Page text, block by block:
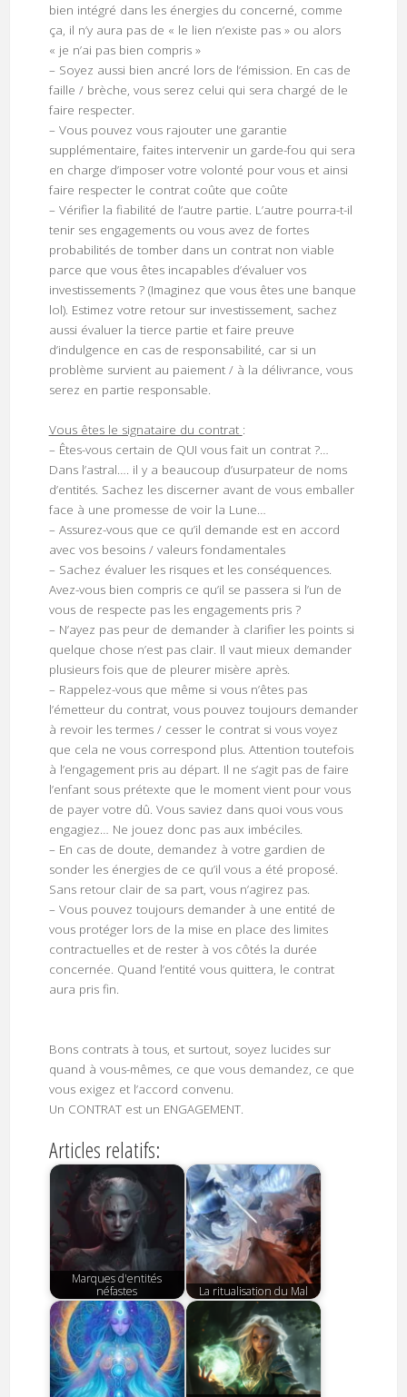
bien intégré dans les énergies du concerné, comme
ça, il n’y aura pas de « le lien n’existe pas » ou alors
« je n’ai pas bien compris »
– Soyez aussi bien ancré lors de l’émission. En cas de
faille / brèche, vous serez celui qui sera chargé de le
faire respecter.
– Vous pouvez vous rajouter une garantie
supplémentaire, faites intervenir un garde-fou qui sera
en charge d’imposer votre volonté pour vous et ainsi
faire respecter le contrat coûte que coûte
– Vérifier la fiabilité de l’autre partie. L’autre pourra-t-il
tenir ses engagements ou vous avez de fortes
probabilités de tomber dans un contrat non viable
parce que vous êtes incapables d’évaluer vos
investissements ? (Imaginez que vous êtes une banque
lol). Estimez votre retour sur investissement, sachez
aussi évaluer la tierce partie et faire preuve
d’indulgence en cas de responsabilité, car si un
problème survient au paiement / à la délivrance, vous
serez en partie responsable.
Vous êtes le signataire du contrat :
– Êtes-vous certain de QUI vous fait un contrat ?…
Dans l’astral…. il y a beaucoup d’usurpateur de noms
d’entités. Sachez les discerner avant de vous emballer
face à une promesse de voir la Lune…
– Assurez-vous que ce qu’il demande est en accord
avec vos besoins / valeurs fondamentales
– Sachez évaluer les risques et les conséquences.
Avez-vous bien compris ce qu’il se passera si l’un de
vous de respecte pas les engagements pris ?
– N’ayez pas peur de demander à clarifier les points si
quelque chose n’est pas clair. Il vaut mieux demander
plusieurs fois que de pleurer misère après.
– Rappelez-vous que même si vous n’êtes pas
l’émetteur du contrat, vous pouvez toujours demander
à revoir les termes / cesser le contrat si vous voyez
que cela ne vous correspond plus. Attention toutefois
à l’engagement pris au départ. Il ne s’agit pas de faire
l’enfant sous prétexte que le moment vient pour vous
de payer votre dû. Vous saviez dans quoi vous vous
engagiez… Ne jouez donc pas aux imbéciles.
– En cas de doute, demandez à votre gardien de
sonder les énergies de ce qu’il vous a été proposé.
Sans retour clair de sa part, vous n’agirez pas.
– Vous pouvez toujours demander à une entité de
vous protéger lors de la mise en place des limites
contractuelles et de rester à vos côtés la durée
concernée. Quand l’entité vous quittera, le contrat
aura pris fin.
Bons contrats à tous, et surtout, soyez lucides sur
quand à vous-mêmes, ce que vous demandez, ce que
vous exigez et l’accord convenu.
Un CONTRAT est un ENGAGEMENT.
Articles relatifs:
Marques d'entités
néfastes
La ritualisation du Mal